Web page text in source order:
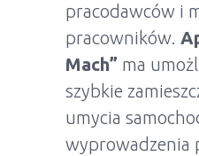
pracodawców i
pracowników.
Mach” ma
szybkie
umycia
wyprowadzenia